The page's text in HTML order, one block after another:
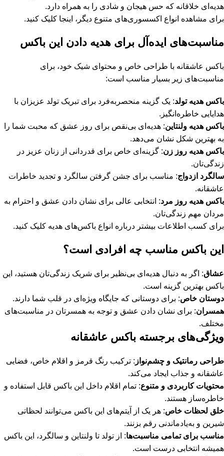
هدیه‌ای خلاقانه که حس هیجان و شادی را به همراه دارد.
برای مشاهده انواع اکسسوری‌های متنوع دیگر، اینجا کلیک کنید.
مناسبت‌های ایده‌آل برای هدیه دادن این باکس
باکس عاشقانه با طراحی خاص و محتوای شیک خود، برای
مناسبت‌های زیر بسیار مناسب است:
باکس هدیه تولد: یک گزینه منحصربه‌فرد برای تبریک تولد عزیزان با
هدایایی خاطره‌انگیز.
باکس هدیه ولنتاین: هدیه‌ای بی‌نقص برای روز عشق که محبت شما را
به بهترین شکل نشان می‌دهد.
باکس هدیه روز زن: گزینه‌ای خاص برای قدردانی از زنان عزیز در
زندگی‌تان.
سالگرد ازدواج: مناسب برای جشن گرفتن سالگرد و تجدید خاطرات
عاشقانه.
باکس هدیه روز مرد: انتخابی عالی برای نشان دادن عشق و احترام به
مردان مهم زندگی‌تان.
برای کسب اطلاعات بیشتر درباره انواع باکس‌های هدیه کلیک کنید.
این باکس مناسب چه افرادی است؟
عشاق: اگر به دنبال هدیه‌ای بی‌نظیر برای شریک زندگی‌تان هستید، این
باکس بهترین گزینه است.
دوستان خاص: برای دوستانی که جایگاه ویژه‌ای در قلب شما دارند.
همسران: برای نشان دادن عشق و توجه به همسرتان در مناسبت‌های
مختلف.
ویژگی‌های برجسته باکس عاشقانه
طراحی رمانتیک و چشم‌نواز : ترکیب رنگ قرمز و اقلام خاص، فضایی
عاشقانه و جذاب ایجاد می‌کند.
محتویات کاربردی و متنوع: تمام اقلام داخل این باکس قابل استفاده و
خاطره‌ساز هستند.
خلق لحظات خاص: هر یک از آیتم‌های این باکس می‌توانند لحظاتی
شیرین و به‌یادماندنی رقم بزنند.
مناسب برای تمامی مناسبت‌ها: از تولد تا ولنتاین و سالگرد، این باکس
همیشه انتخابی درست است.